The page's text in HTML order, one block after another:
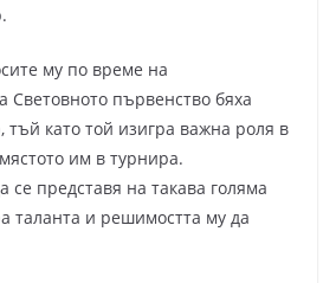
му по време на
Световното първенство бяха
като той изигра важна роля в
им в турнира.
се представя на такава голяма
таланта и решимостта му да